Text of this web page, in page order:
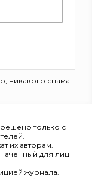
никакого спама
только с
их авторам.
для лиц
журнала.